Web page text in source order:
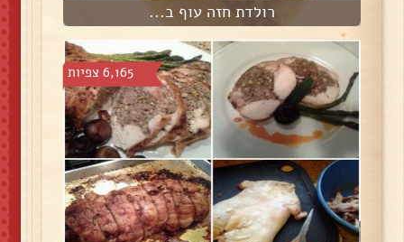
רולדת חזה עוף ב...
6,165 צפיות